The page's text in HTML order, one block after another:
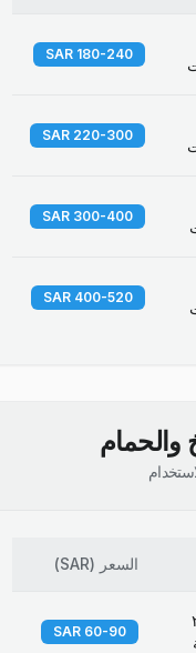
180-240 SAR
220-300 SAR
300-400 SAR
400-520 SAR
السعر (
SAR
)
٢
60-90 SAR